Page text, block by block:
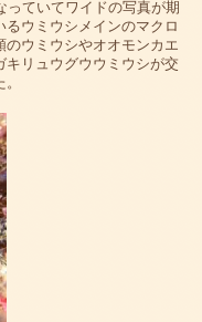
っていてワイドの写真が期
ウミウシメインのマクロ
ウミウシやオオモンカエ
キリュウグウウミウシが交